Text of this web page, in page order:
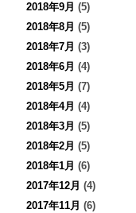
2018年9月 (5)
2018年8月 (5)
2018年7月 (3)
2018年6月 (4)
2018年5月 (7)
2018年4月 (4)
2018年3月 (5)
2018年2月 (5)
2018年1月 (6)
2017年12月 (4)
2017年11月 (6)